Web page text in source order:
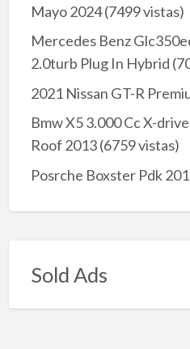
Mayo 2024(7499 vistas)
Mercedes Benz
2.0turb Plug In Hybrid
2021 Nissan GT-R
Bmw X5 3.000 Cc X-
Roof 2013(6759 vistas)
Posrche Boxster Pdk
Sold Ads